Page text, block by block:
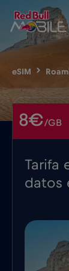
eSIM
Tarifa
datos
8€/GB